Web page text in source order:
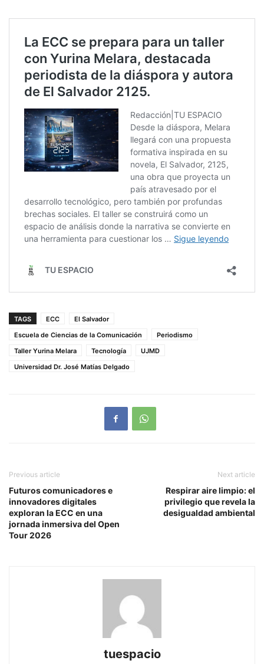
TAGS ECC
El Salvador
Escuela de Ciencias de la Comunicación
Periodismo
Taller Yurina Melara
Tecnología
UJMD
Universidad Dr. José Matías Delgado
Previous article
Futuros comunicadores e
innovadores digitales
exploran la ECC en una
jornada inmersiva del Open
Tour 2026
Next article
Respirar aire limpio: el
privilegio que revela la
desigualdad ambiental
tuespacio